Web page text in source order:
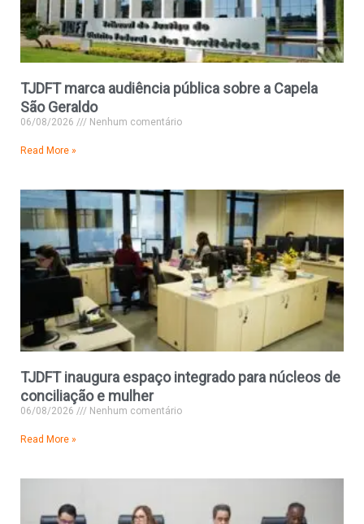
TJDFT marca audiência pública sobre a Capela
São Geraldo
06/08/2026 Nenhum comentário
Read More »
TJDFT inaugura espaço integrado para núcleos de
conciliação e mulher
06/08/2026 Nenhum comentário
Read More »